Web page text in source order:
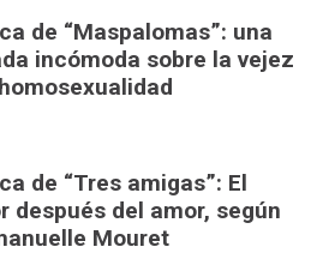
de “Maspalomas”: una
incómoda sobre la vejez
de “Tres amigas”: El
después del amor, según
Mouret